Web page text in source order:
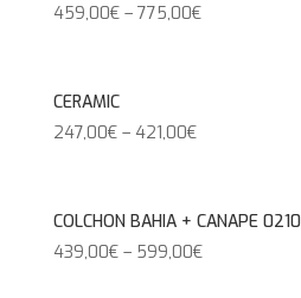
459,00€– 775,00€
CERAMIC
247,00€– 421,00€
COLCHON BAHIA + CANAPE 0210
439,00€– 599,00€